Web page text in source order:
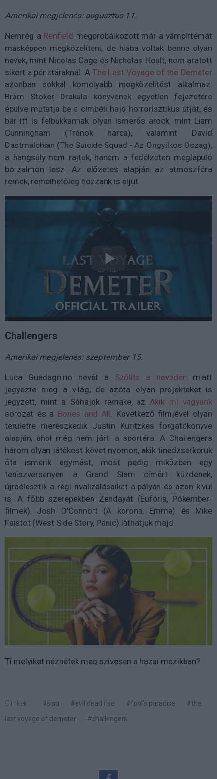
Amerikai megjelenés: augusztus 11.
Nemrég a Renfield megpróbálkozott már a vámpírtémát
másképpen megközelíteni, de hiába voltak benne olyan
nevek, mint Nicolas Cage és Nicholas Hoult, nem aratott
sikert a pénztáraknál. A The Last Voyage of the Demeter
azonban sokkal komolyabb megközelítést alkalmaz:
Bram Stoker Drakula könyvének egyetlen fejezetére
épülve mutatja be a címbéli hajó horrorisztikus útját, és
bár itt is felbukkannak olyan ismerős arock, mint Liam
Cunningham (Trónok harca), valamint David
Dastmalchian (The Suicide Squad - Az Öngyilkos Oszag),
a hangsúly nem rajtuk, hanem a fedélzeten meglapuló
borzalmon lesz. Az előzetes alapján az atmoszféra
remek, remélhetőleg hozzánk is eljut.
Challengers
Amerikai megjelenés: szeptember 15.
Luca Guadagnino nevét a Szólíts a neveden miatt
jegyezte meg a világ, de azóta olyan projekteket is
jegyzett, mint a Sóhajok remake, az Akik mi vagyunk
sorozat és a Bones and All . Következő filmjével olyan
területre merészkedik Justin Kuritzkes forgatókönyve
alapján, ahol még nem járt: a sportéra. A Challengers
három olyan játékost követ nyomon, akik tinédzserkoruk
óta ismerik egymást, most pedig miközben egy
teniszversenyen a Grand Slam címért küzdenek,
újraélesztik a régi rivalizálásaikat a pályán és azon kívül
is. A főbb szerepekben Zendayát (Eufória, Pókember-
filmek), Josh O'Connort (A korona, Emma) és Mike
Faistot (West Side Story, Panic) láthatjuk majd.
Ti melyiket néznétek meg szívesen a hazai mozikban?
Címkék: #sisu #evil dead rise #fool's paradise
#the
last voyage of demeter
#challengers